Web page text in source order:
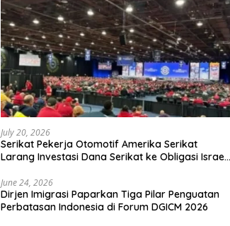
July 20, 2026
Serikat Pekerja Otomotif Amerika Serikat
Larang Investasi Dana Serikat ke Obligasi Israel,
June 24, 2026
Dirjen Imigrasi Paparkan Tiga Pilar Penguatan
Perbatasan Indonesia di Forum DGICM 2026